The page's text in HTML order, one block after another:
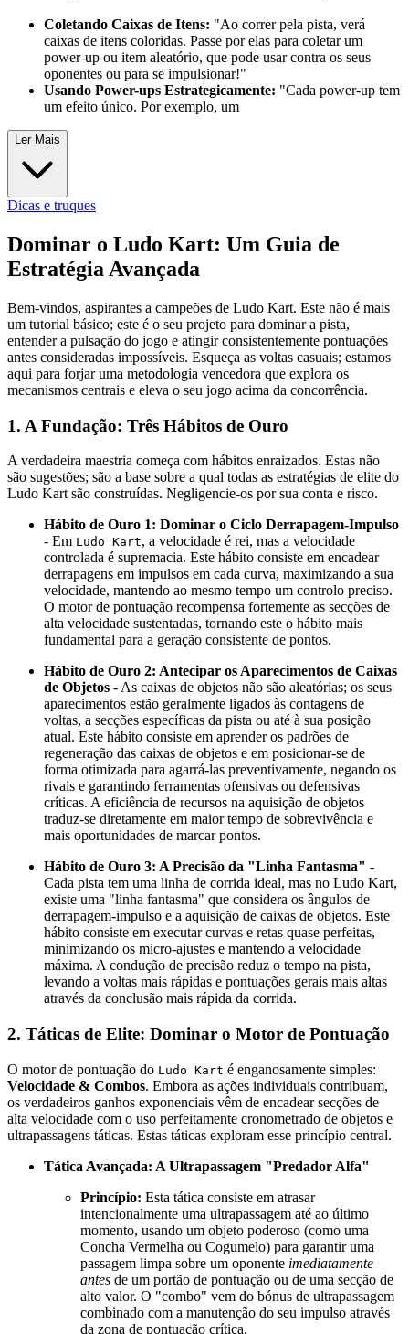
Coletando Caixas de Itens: "Ao correr pela pista, verá
caixas de itens coloridas. Passe por elas para coletar um
power-up ou item aleatório, que pode usar contra os seus
oponentes ou para se impulsionar!"
Usando Power-ups Estrategicamente: "Cada power-up tem
um efeito único. Por exemplo, um
Ler Mais
Dicas e truques
Dominar o Ludo Kart: Um Guia de
Estratégia Avançada
Bem-vindos, aspirantes a campeões de Ludo Kart. Este não é mais
um tutorial básico; este é o seu projeto para dominar a pista,
entender a pulsação do jogo e atingir consistentemente pontuações
antes consideradas impossíveis. Esqueça as voltas casuais; estamos
aqui para forjar uma metodologia vencedora que explora os
mecanismos centrais e eleva o seu jogo acima da concorrência.
1. A Fundação: Três Hábitos de Ouro
A verdadeira maestria começa com hábitos enraizados. Estas não
são sugestões; são a base sobre a qual todas as estratégias de elite do
Ludo Kart são construídas. Negligencie-os por sua conta e risco.
Hábito de Ouro 1: Dominar o Ciclo Derrapagem-Impulso
- Em Ludo Kart, a velocidade é rei, mas a velocidade
controlada é supremacia. Este hábito consiste em encadear
derrapagens em impulsos em cada curva, maximizando a sua
velocidade, mantendo ao mesmo tempo um controlo preciso.
O motor de pontuação recompensa fortemente as secções de
alta velocidade sustentadas, tornando este o hábito mais
fundamental para a geração consistente de pontos.
Hábito de Ouro 2: Antecipar os Aparecimentos de Caixas
de Objetos - As caixas de objetos não são aleatórias; os seus
aparecimentos estão geralmente ligados às contagens de
voltas, a secções específicas da pista ou até à sua posição
atual. Este hábito consiste em aprender os padrões de
regeneração das caixas de objetos e em posicionar-se de
forma otimizada para agarrá-las preventivamente, negando os
rivais e garantindo ferramentas ofensivas ou defensivas
críticas. A eficiência de recursos na aquisição de objetos
traduz-se diretamente em maior tempo de sobrevivência e
mais oportunidades de marcar pontos.
Hábito de Ouro 3: A Precisão da "Linha Fantasma" -
Cada pista tem uma linha de corrida ideal, mas no Ludo Kart,
existe uma "linha fantasma" que considera os ângulos de
derrapagem-impulso e a aquisição de caixas de objetos. Este
hábito consiste em executar curvas e retas quase perfeitas,
minimizando os micro-ajustes e mantendo a velocidade
máxima. A condução de precisão reduz o tempo na pista,
levando a voltas mais rápidas e pontuações gerais mais altas
através da conclusão mais rápida da corrida.
2. Táticas de Elite: Dominar o Motor de Pontuação
O motor de pontuação do Ludo Kart é enganosamente simples:
Velocidade & Combos. Embora as ações individuais contribuam,
os verdadeiros ganhos exponenciais vêm de encadear secções de
alta velocidade com o uso perfeitamente cronometrado de objetos e
ultrapassagens táticas. Estas táticas exploram esse princípio central.
Tática Avançada: A Ultrapassagem "Predador Alfa"
Princípio: Esta tática consiste em atrasar
intencionalmente uma ultrapassagem até ao último
momento, usando um objeto poderoso (como uma
Concha Vermelha ou Cogumelo) para garantir uma
passagem limpa sobre um oponente imediatamente
antes de um portão de pontuação ou de uma secção de
alto valor. O "combo" vem do bónus de ultrapassagem
combinado com a manutenção do seu impulso através
da zona de pontuação crítica.